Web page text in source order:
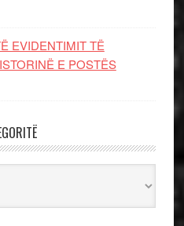
EVIDENTIMIT TË
E POSTËS